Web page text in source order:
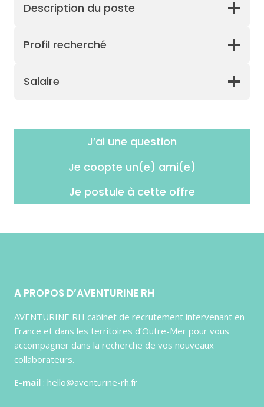
Description du poste
Profil recherché
Salaire
J’ai une question
Je coopte un(e) ami(e)
Je postule à cette offre
A PROPOS D’AVENTURINE RH
AVENTURINE RH cabinet de recrutement intervenant en
France et dans les territoires d’Outre-Mer pour vous
accompagner dans la recherche de vos nouveaux
collaborateurs.
E-mail : hello@aventurine-rh.fr